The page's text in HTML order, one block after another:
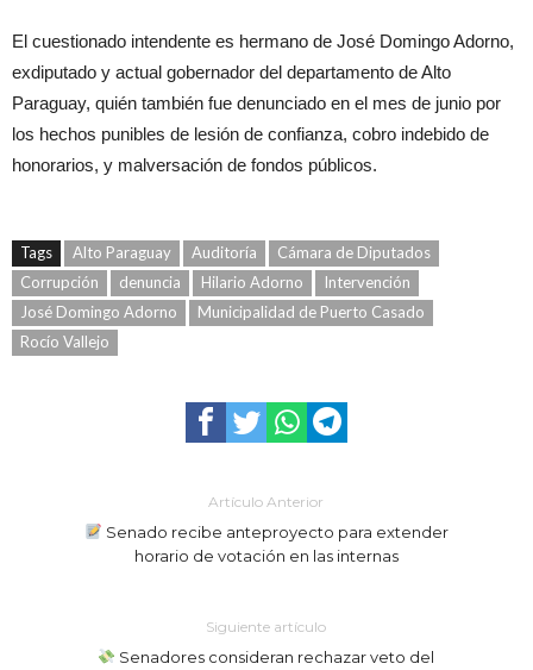
El cuestionado intendente es hermano de José Domingo Adorno,
exdiputado y actual gobernador del departamento de Alto
Paraguay, quién también fue denunciado en el mes de junio por
los hechos punibles de lesión de confianza, cobro indebido de
honorarios, y malversación de fondos públicos.
Tags Alto Paraguay Auditoría
Cámara de Diputados
Corrupción
denuncia Hilario Adorno
Intervención
José Domingo Adorno
Municipalidad de Puerto Casado
Rocío Vallejo
Artículo Anterior
Senado recibe anteproyecto para extender
horario de votación en las internas
Siguiente artículo
Senadores consideran rechazar veto del